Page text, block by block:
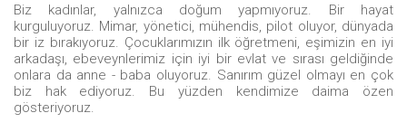
Biz kadınlar, yalnızca doğum yapmıyoruz. Bir hayat
kurguluyoruz. Mimar, yönetici, mühendis, pilot oluyor, dünyada
bir iz bırakıyoruz. Çocuklarımızın ilk öğretmeni, eşimizin en iyi
arkadaşı, ebeveynlerimiz için iyi bir evlat ve sırası geldiğinde
onlara da anne - baba oluyoruz. Sanırım güzel olmayı en çok
biz hak ediyoruz. Bu yüzden kendimize daima özen
gösteriyoruz.